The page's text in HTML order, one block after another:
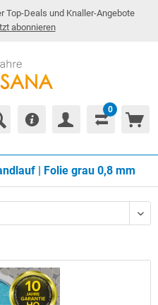
Top-Deals und Knaller-Angebote
abonnieren
0
| Folie grau 0,8 mm